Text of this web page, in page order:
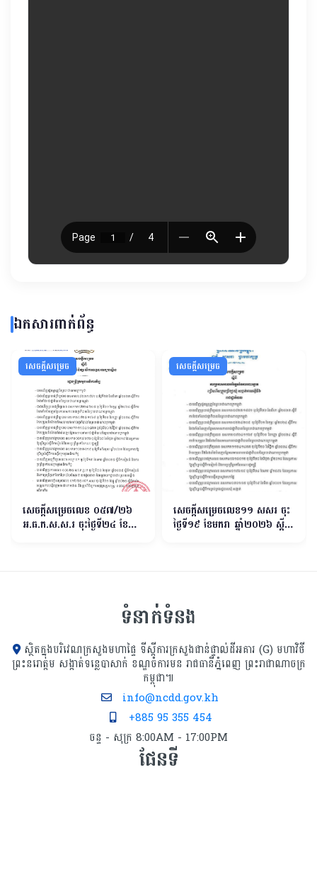
ឯកសារពាក់ព័ន្ធ
សេចក្ដីសម្រេច
សេចក្ដីសម្រេចលេខ ០៥៧/២៦
អ.ធ.ក.ស.ស.រ ចុះថ្ងៃទី២៤ ខែ
សេចក្ដីសម្រេច
សេចក្តីសម្រេចលេខ១១ សសរ ចុះ
ថ្ងៃទី១៩ ខែមករា ឆ្នាំ២០២៦ ស្តីពី
ទំនាក់ទំនង
ស្ថិតក្នុងបរិវេណក្រសួងមហាផ្ទៃ ទីស្ដីការក្រសួង​ជាន់ផ្ទាល់ដីអគារ (G) មហាវិថី
ព្រះនរោត្តម សង្កាត់ទន្លេបាសាក់ ខណ្ឌចំការមន រាជធានីភ្នំពេញ ព្រះរាជាណាចក្រ
កម្ពុជា៕
info@ncdd.gov.kh
+885 95 355 454
ចន្ទ - សុក្រ 8:00AM - 17:00PM
ផែនទី